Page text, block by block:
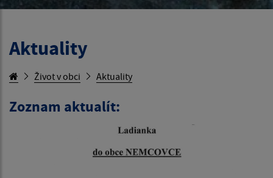
Aktuality
Život v obci Aktuality
Zoznam aktualít: